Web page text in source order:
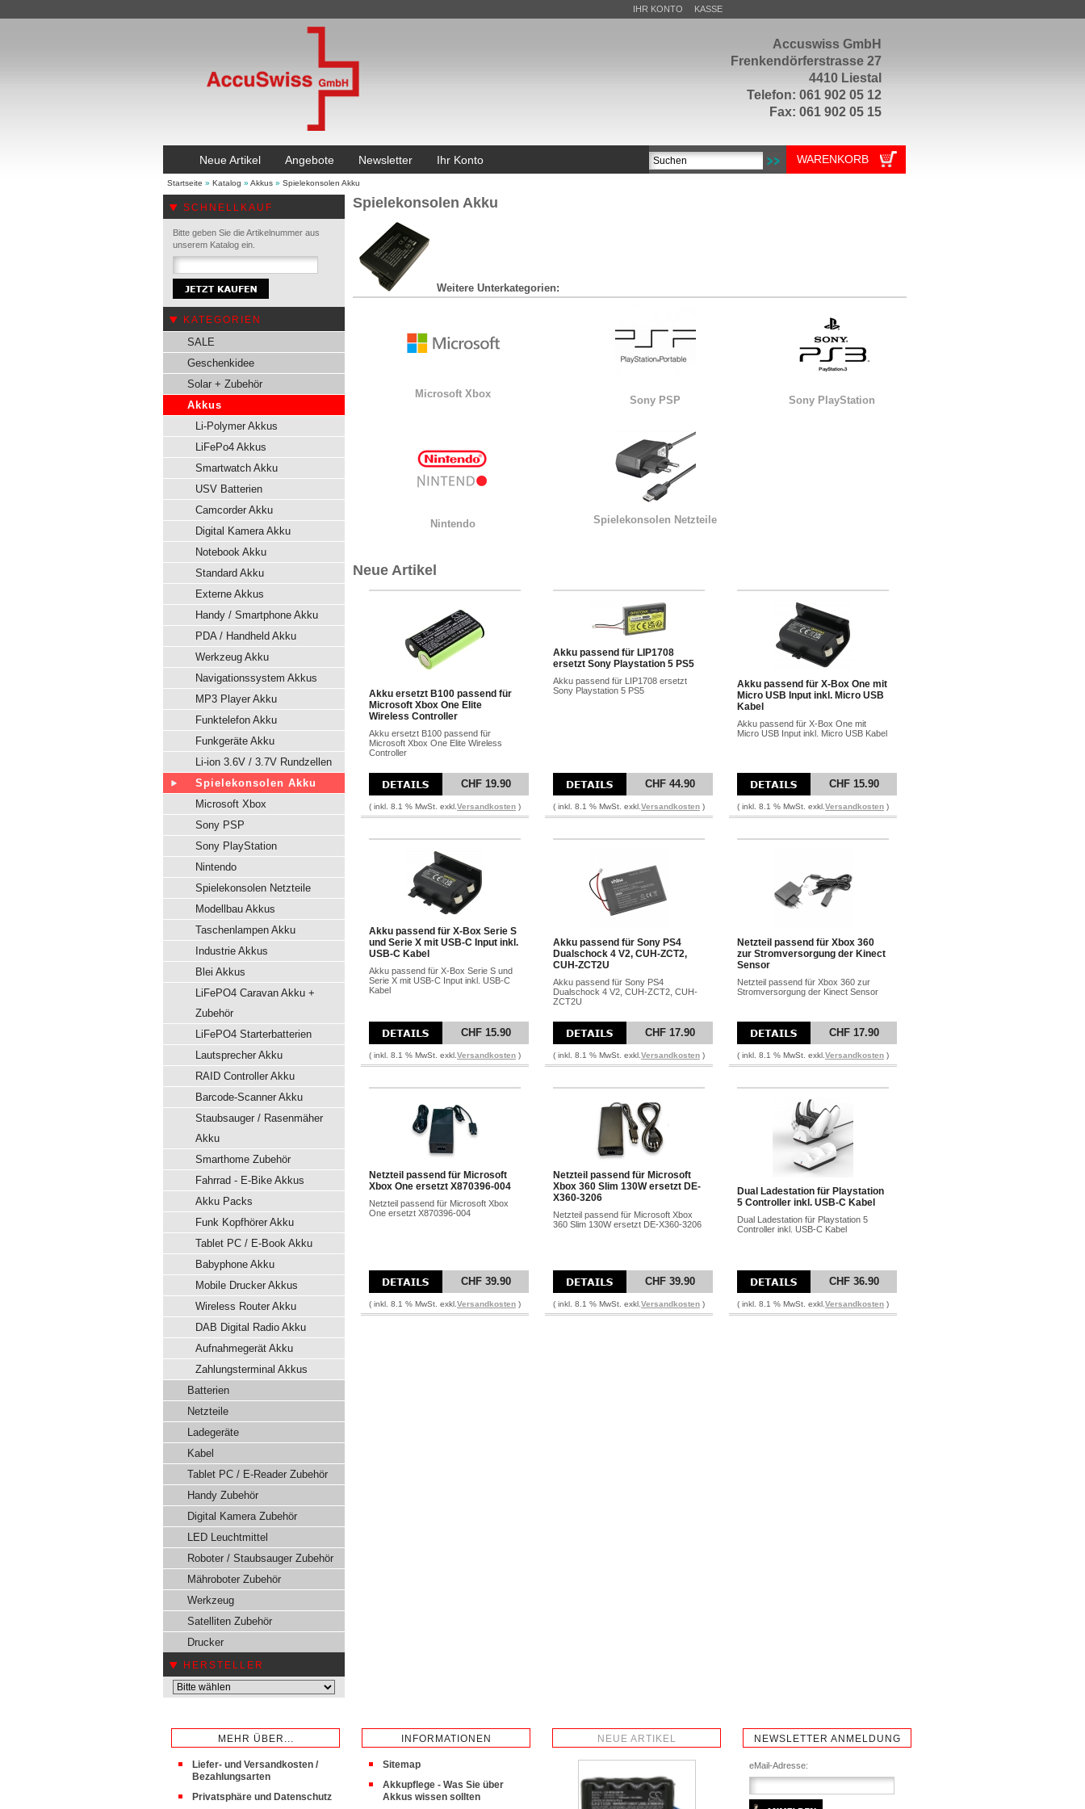
Accuswiss GmbH
Frenkendörferstrasse 27
4410 Liestal
Telefon: 061 902 05 12
Fax: 061 902 05 15
IHR KONTO KASSE
Neue Artikel Angebote Newsletter Ihr Konto WARENKORB
Startseite » Katalog » Akkus » Spielekonsolen Akku
SCHNELLKAUF
Bitte geben Sie die Artikelnummer aus
unserem Katalog ein.
KATEGORIEN
SALE
Geschenkidee
Solar + Zubehör
Akkus
Li-Polymer Akkus
LiFePo4 Akkus
Smartwatch Akku
USV Batterien
Camcorder Akku
Digital Kamera Akku
Notebook Akku
Standard Akku
Externe Akkus
Handy / Smartphone Akku
PDA / Handheld Akku
Werkzeug Akku
Navigationssystem Akkus
MP3 Player Akku
Funktelefon Akku
Funkgeräte Akku
Li-ion 3.6V / 3.7V Rundzellen
Spielekonsolen Akku
Microsoft Xbox
Sony PSP
Sony PlayStation
Nintendo
Spielekonsolen Netzteile
Modellbau Akkus
Taschenlampen Akku
Industrie Akkus
Blei Akkus
LiFePO4 Caravan Akku +
Zubehör
LiFePO4 Starterbatterien
Lautsprecher Akku
RAID Controller Akku
Barcode-Scanner Akku
Staubsauger / Rasenmäher
Akku
Smarthome Zubehör
Fahrrad - E-Bike Akkus
Akku Packs
Funk Kopfhörer Akku
Tablet PC / E-Book Akku
Babyphone Akku
Mobile Drucker Akkus
Wireless Router Akku
DAB Digital Radio Akku
Aufnahmegerät Akku
Zahlungsterminal Akkus
Batterien
Netzteile
Ladegeräte
Kabel
Tablet PC / E-Reader Zubehör
Handy Zubehör
Digital Kamera Zubehör
LED Leuchtmittel
Roboter / Staubsauger Zubehör
Mähroboter Zubehör
Werkzeug
Satelliten Zubehör
Drucker
HERSTELLER
Spielekonsolen Akku
Weitere Unterkategorien:
Microsoft Xbox
Sony PSP Sony PlayStation
Nintendo Spielekonsolen Netzteile
Neue Artikel
Akku ersetzt B100 passend für
Microsoft Xbox One Elite
Wireless Controller
Akku ersetzt B100 passend für
Microsoft Xbox One Elite Wireless
Controller
CHF 19.90
( inkl. 8.1 % MwSt. exkl. Versandkosten )
Akku passend für LIP1708
ersetzt Sony Playstation 5 PS5
Akku passend für LIP1708 ersetzt
Sony Playstation 5 PS5
CHF 44.90
( inkl. 8.1 % MwSt. exkl. Versandkosten )
Akku passend für X-Box One mit
Micro USB Input inkl. Micro USB
Kabel
Akku passend für X-Box One mit
Micro USB Input inkl. Micro USB Kabel
CHF 15.90
( inkl. 8.1 % MwSt. exkl. Versandkosten )
Akku passend für X-Box Serie S
und Serie X mit USB-C Input inkl.
USB-C Kabel
Akku passend für X-Box Serie S und
Serie X mit USB-C Input inkl. USB-C
Kabel
CHF 15.90
( inkl. 8.1 % MwSt. exkl. Versandkosten )
Akku passend für Sony PS4
Dualschock 4 V2, CUH-ZCT2,
CUH-ZCT2U
Akku passend für Sony PS4
Dualschock 4 V2, CUH-ZCT2, CUH-
ZCT2U
CHF 17.90
( inkl. 8.1 % MwSt. exkl. Versandkosten )
Netzteil passend für Xbox 360
zur Stromversorgung der Kinect
Sensor
Netzteil passend für Xbox 360 zur
Stromversorgung der Kinect Sensor
CHF 17.90
( inkl. 8.1 % MwSt. exkl. Versandkosten )
Netzteil passend für Microsoft
Xbox One ersetzt X870396-004
Netzteil passend für Microsoft Xbox
One ersetzt X870396-004
CHF 39.90
( inkl. 8.1 % MwSt. exkl. Versandkosten )
Netzteil passend für Microsoft
Xbox 360 Slim 130W ersetzt DE-
X360-3206
Netzteil passend für Microsoft Xbox
360 Slim 130W ersetzt DE-X360-3206
CHF 39.90
( inkl. 8.1 % MwSt. exkl. Versandkosten )
Dual Ladestation für Playstation
5 Controller inkl. USB-C Kabel
Dual Ladestation für Playstation 5
Controller inkl. USB-C Kabel
CHF 36.90
( inkl. 8.1 % MwSt. exkl. Versandkosten )
MEHR ÜBER...
Liefer- und Versandkosten /
Bezahlungsarten
Privatsphäre und Datenschutz
INFORMATIONEN
Sitemap
Akkupflege - Was Sie über
Akkus wissen sollten
NEUE ARTIKEL NEWSLETTER ANMELDUNG
eMail-Adresse: